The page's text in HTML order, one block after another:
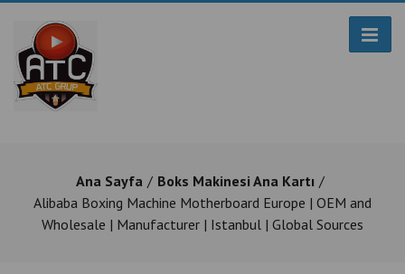
Ana Sayfa
Boks Makinesi Ana Kartı
Alibaba Boxing Machine Motherboard Europe | OEM and
Wholesale | Manufacturer | Istanbul | Global Sources